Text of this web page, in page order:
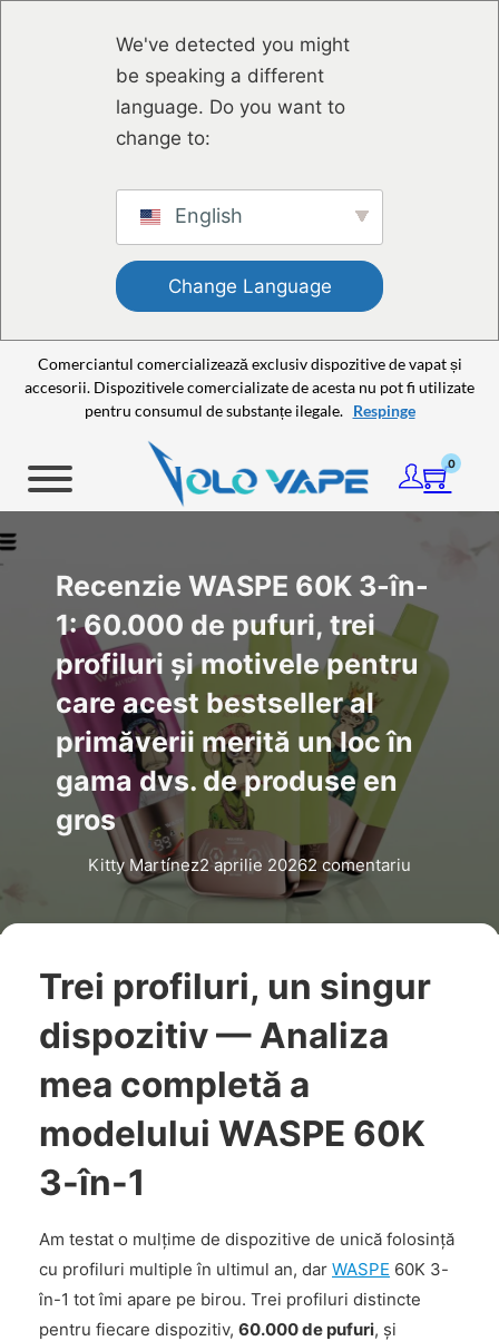
We've detected you might
be speaking a different
language. Do you want to
change to:
English
Change Language
Comerciantul comercializează exclusiv dispozitive de vapat și
accesorii. Dispozitivele comercializate de acesta nu pot fi utilizate
pentru consumul de substanțe ilegale. Respinge
0
Recenzie WASPE 60K 3-în-
1: 60.000 de pufuri, trei
profiluri și motivele pentru
care acest bestseller al
primăverii merită un loc în
gama dvs. de produse en
gros
Kitty Martínez2 aprilie 20262 comentariu
Trei profiluri, un singur
dispozitiv — Analiza
mea completă a
modelului WASPE 60K
3-în-1
Am testat o mulțime de dispozitive de unică folosință
cu profiluri multiple în ultimul an, dar WASPE 60K 3-
în-1 tot îmi apare pe birou. Trei profiluri distincte
pentru fiecare dispozitiv, 60.000 de pufuri, și